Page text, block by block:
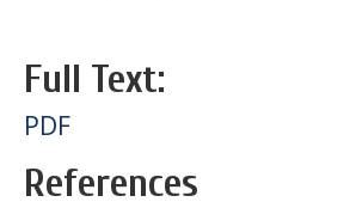
Full Text:
PDF
References